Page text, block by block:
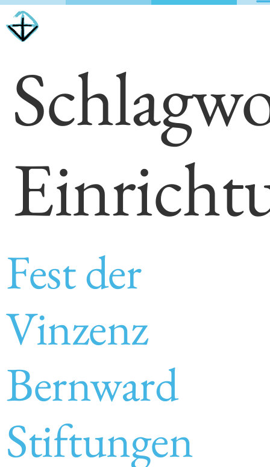
Fest der
Vinzenz
Bernward
Stiftungen